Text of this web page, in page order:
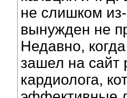
не слишком
вынужден не
Недавно,
зашел на сайт
кардиолога,